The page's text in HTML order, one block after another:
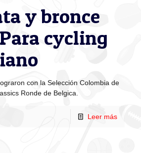
y bronce
cycling
con la Selección Colombia de
Ronde de Belgica.
Leer más